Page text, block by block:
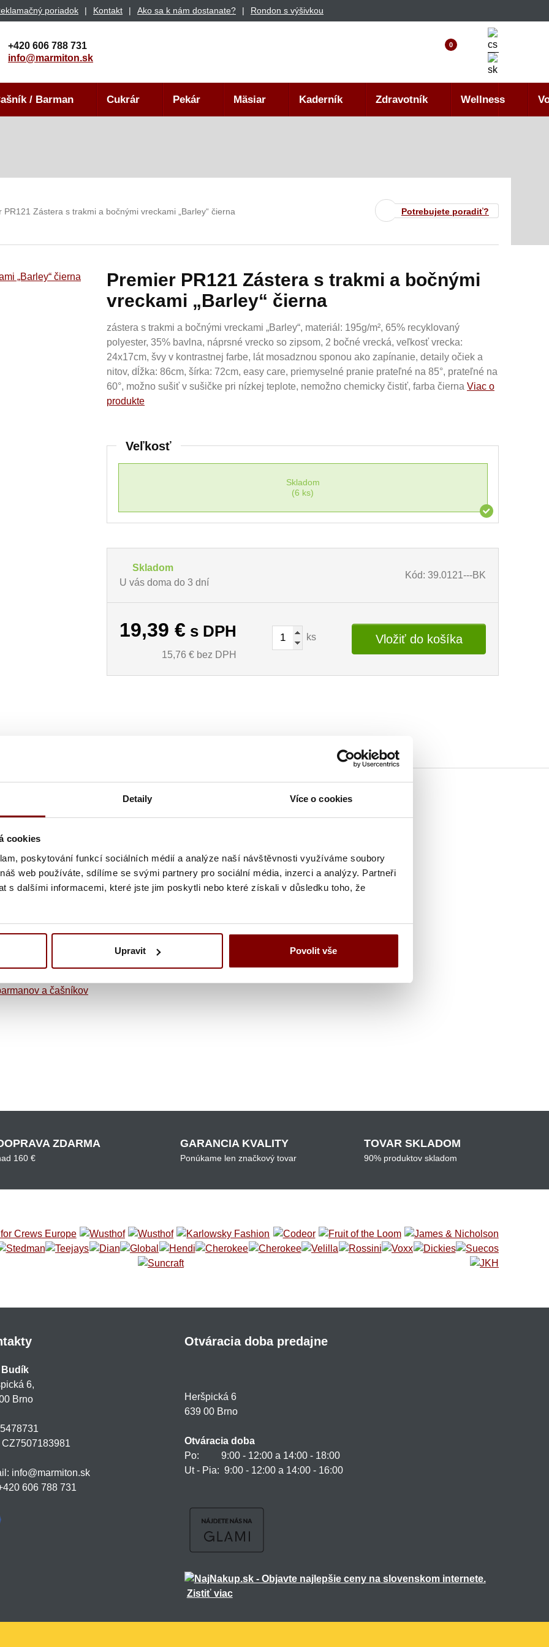
Detaily Více o cookies
cookies
poskytování funkcí sociálních médií a analýze naší návštěvnosti využíváme soubory
web používáte, sdílíme se svými partnery pro sociální média, inzerci a analýzy. Partneři
s dalšími informacemi, které jste jim poskytli nebo které získali v důsledku toho, že
Upravit Povolit vše
poriadok Kontakt Ako sa k nám dostanate? Rondon s výšivkou
+420 606 788 731
info@marmiton.sk
0
/ Barman Cukrár Pekár Mäsiar Kaderník Zdravotník Wellness
Potrebujete poradiť?
PR121 Zástera s trakmi a bočnými vreckami „Barley“ čierna
Premier PR121 Zástera s trakmi a bočnými
vreckami „Barley“ čierna
zástera s trakmi a bočnými vreckami „Barley“, materiál: 195g/m², 65% recyklovaný
polyester, 35% bavlna, náprsné vrecko so zipsom, 2 bočné vrecká, veľkosť vrecka:
24x17cm, švy v kontrastnej farbe, lát mosadznou sponou ako zapínanie, detaily očiek a
nitov, dĺžka: 86cm, šírka: 72cm, easy care, priemyselné pranie prateľné na 85°, prateľné na
60°, možno sušiť v sušičke pri nízkej teplote, nemožno chemicky čistiť, farba čierna Viac o
produkte
Veľkosť
Skladom
(6 ks)
Skladom
U vás doma do 3 dní
Kód: 39.0121---BK
19,39 € s DPH
15,76 € bez DPH
ks Vložiť do košíka
vreckami „Barley“ čierna
bavlna
vrecka: 24x17cm, švy v kontrastnej farbe
sponou ako zapínanie, detaily očiek a nitov
možno sušiť v sušičke pri nízkej teplote, nemožno chemicky čistiť
a čašníkov
ZDARMA
160 €
GARANCIA KVALITY
Ponúkame len značkový tovar
TOVAR SKLADOM
90% produktov skladom
Budík
6,
Brno
CZ7507183981
info@marmiton.sk
606 788 731
Otváracia doba predajne
Heršpická 6
639 00 Brno
Otváracia doba
Po: 9:00 - 12:00 a 14:00 - 18:00
Ut - Pia: 9:00 - 12:00 a 14:00 - 16:00
Zistiť viac